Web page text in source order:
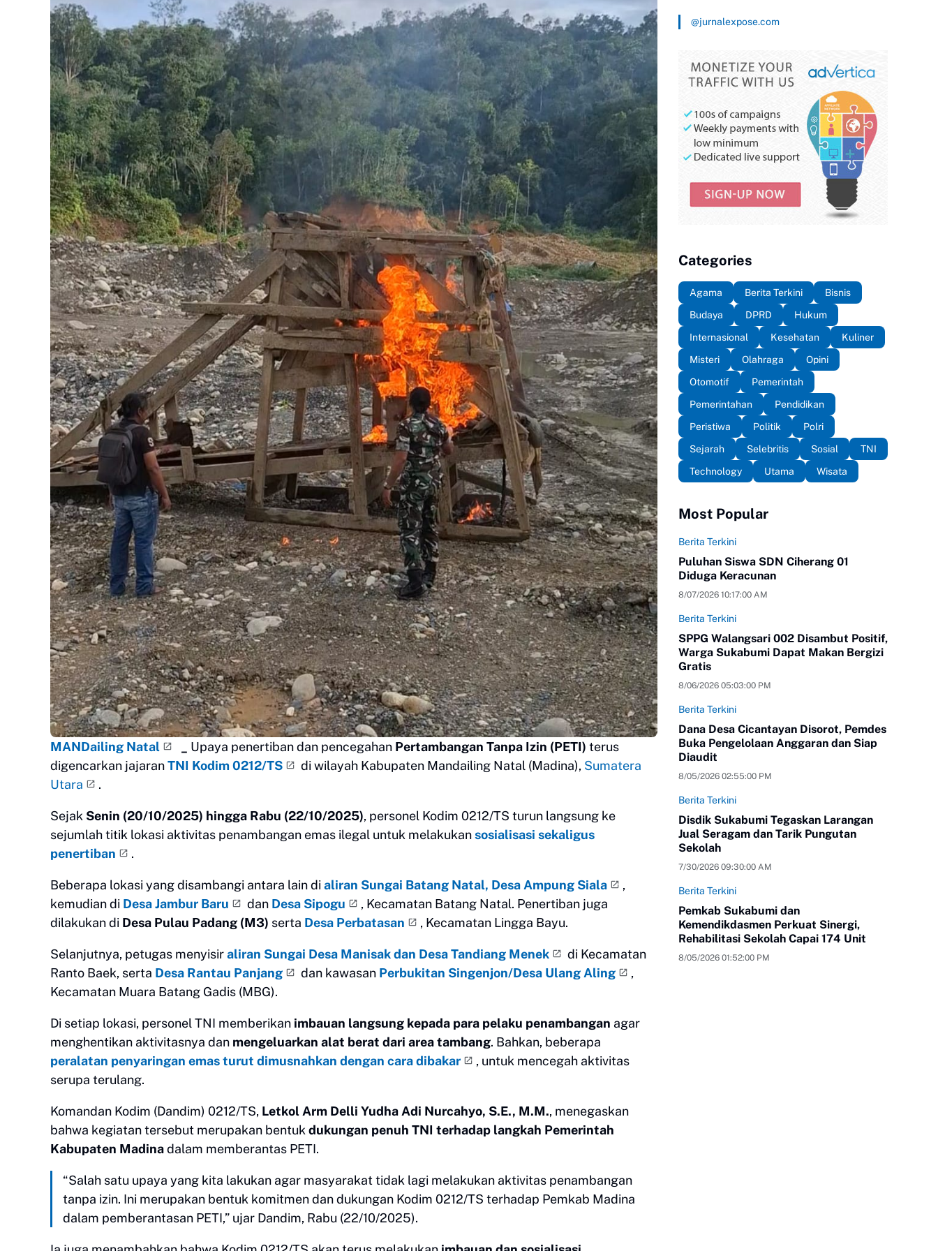
MANDailing Natal Upaya penertiban dan pencegahan Pertambangan Tanpa Izin (PETI) terus
digencarkan jajaranTNI Kodim 0212/TS di wilayah Kabupaten Mandailing Natal (Madina), Sumatera
Utara
.
Sejak Senin (20/10/2025) hingga Rabu (22/10/2025), personel Kodim 0212/TS turun langsung ke
sejumlah titik lokasi aktivitas penambangan emas ilegal untuk melakukansosialisasi sekaligus
penertiban
.
Beberapa lokasi yang disambangi antara lain di aliran Sungai Batang Natal, Desa Ampung Siala
,
kemudian di Desa Jambur Baru dan Desa Sipogu
, Kecamatan Batang Natal. Penertiban juga
dilakukan di Desa Pulau Padang (M3) serta Desa Perbatasan , Kecamatan Lingga Bayu.
Selanjutnya, petugas menyisiraliran Sungai Desa Manisak dan Desa Tandiang Menek
di Kecamatan
Ranto Baek, serta Desa Rantau Panjang dan kawasan Perbukitan Singenjon/Desa Ulang Aling
,
Kecamatan Muara Batang Gadis (MBG).
Di setiap lokasi, personel TNI memberikan imbauan langsung kepada para pelaku penambangan agar
menghentikan aktivitasnya dan mengeluarkan alat berat dari area tambang. Bahkan, beberapa
peralatan penyaringan emas turut dimusnahkan dengan cara dibakar
, untuk mencegah aktivitas
serupa terulang.
Komandan Kodim (Dandim) 0212/TS, Letkol Arm Delli Yudha Adi Nurcahyo, S.E., M.M., menegaskan
bahwa kegiatan tersebut merupakan bentukdukungan penuh TNI terhadap langkah Pemerintah
Kabupaten Madinadalam memberantas PETI.
“Salah satu upaya yang kita lakukan agar masyarakat tidak lagi melakukan aktivitas penambangan
tanpa izin. Ini merupakan bentuk komitmen dan dukungan Kodim 0212/TS terhadap Pemkab Madina
dalam pemberantasan PETI,” ujar Dandim, Rabu (22/10/2025).
@jurnalexpose.com
Categories
Agama Berita Terkini
Bisnis
Budaya
DPRD
Hukum
Internasional
Kesehatan
Kuliner
Misteri
Olahraga
Opini
Otomotif
Pemerintah
Pemerintahan
Pendidikan
Peristiwa
Politik
Polri
Sejarah
Selebritis Sosial
TNI
Technology
Utama Wisata
Most Popular
Berita Terkini
Puluhan Siswa SDN Ciherang 01
Diduga Keracunan
8/07/2026 10:17:00 AM
Berita Terkini
SPPG Walangsari 002 Disambut Positif,
Warga Sukabumi Dapat Makan Bergizi
Gratis
8/06/2026 05:03:00 PM
Berita Terkini
Dana Desa Cicantayan Disorot, Pemdes
Buka Pengelolaan Anggaran dan Siap
Diaudit
8/05/2026 02:55:00 PM
Berita Terkini
Disdik Sukabumi Tegaskan Larangan
Jual Seragam dan Tarik Pungutan
Sekolah
7/30/2026 09:30:00 AM
Berita Terkini
Pemkab Sukabumi dan
Kemendikdasmen Perkuat Sinergi,
Rehabilitasi Sekolah Capai 174 Unit
8/05/2026 01:52:00 PM